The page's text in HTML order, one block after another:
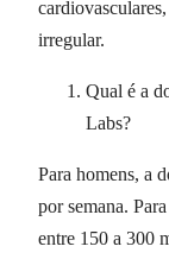
irregular.
Qual é a
Labs?
Para homens, a
por semana.
entre 150 a 300